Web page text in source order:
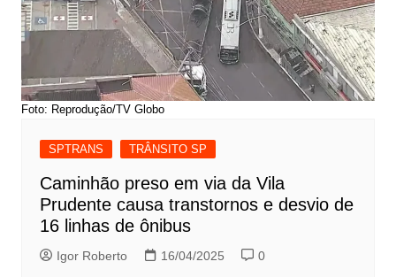
Foto: Reprodução/TV Globo
SPTRANS TRÂNSITO SP
Caminhão preso em via da Vila
Prudente causa transtornos e desvio de
16 linhas de ônibus
Igor Roberto 16/04/2025 0